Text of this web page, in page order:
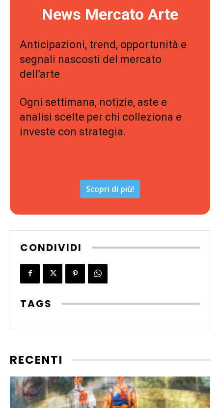
News Mercato Arte
Anticipazioni, trend, opportunità e
segnali nascosti del mercato
dell’arte
Ogni settimana, notizie, aste e
analisi scelte per chi colleziona e
investe con strategia.
Scopri di più!
CONDIVIDI
TAGS
RECENTI